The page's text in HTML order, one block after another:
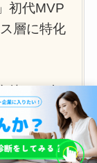
初代MVP
層に特化
籍し、
各
削からケ
格への最